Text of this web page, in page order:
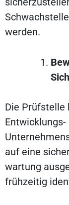
werden.
Die Prüfstelle
auf eine
wartung
frühzeitig